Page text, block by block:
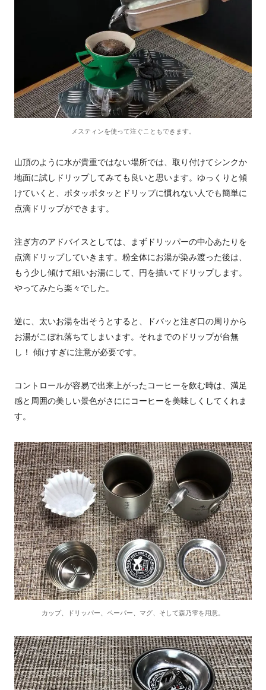
メスティンを使って注ぐこともできます。
山頂のように水が貴重ではない場所では、取り付けてシンクか
地面に試しドリップしてみても良いと思います。ゆっくりと傾
けていくと、ポタッポタッとドリップに慣れない人でも簡単に
点滴ドリップができます。
注ぎ方のアドバイスとしては、まずドリッパーの中心あたりを
点滴ドリップしていきます。粉全体にお湯が染み渡った後は、
もう少し傾けて細いお湯にして、円を描いてドリップします。
やってみたら楽々でした。
逆に、太いお湯を出そうとすると、ドバッと注ぎ口の周りから
お湯がこぼれ落ちてしまいます。それまでのドリップが台無
し！ 傾けすぎに注意が必要です。
コントロールが容易で出来上がったコーヒーを飲む時は、満足
感と周囲の美しい景色がさににコーヒーを美味しくしてくれま
す。
カップ、ドリッパー、ペーパー、マグ、そして森乃雫を用意。